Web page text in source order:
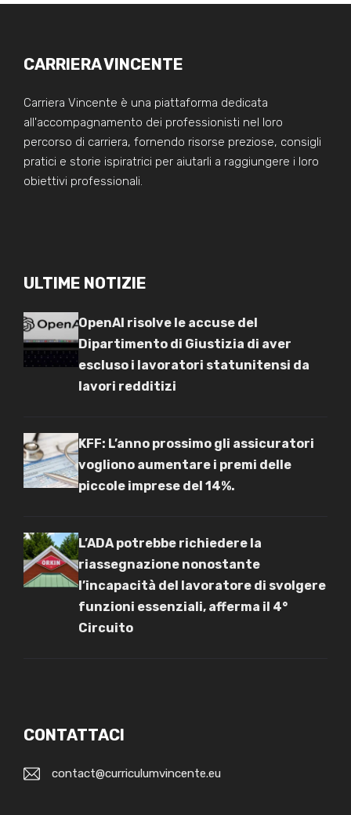
CARRIERA VINCENTE
Carriera Vincente è una piattaforma dedicata
all'accompagnamento dei professionisti nel loro
percorso di carriera, fornendo risorse preziose, consigli
pratici e storie ispiratrici per aiutarli a raggiungere i loro
obiettivi professionali.
ULTIME NOTIZIE
OpenAI risolve le accuse del
Dipartimento di Giustizia di aver
escluso i lavoratori statunitensi da
lavori redditizi
KFF: L’anno prossimo gli assicuratori
vogliono aumentare i premi delle
piccole imprese del 14%.
L’ADA potrebbe richiedere la
riassegnazione nonostante
l’incapacità del lavoratore di svolgere
funzioni essenziali, afferma il 4°
Circuito
CONTATTACI
contact@curriculumvincente.eu